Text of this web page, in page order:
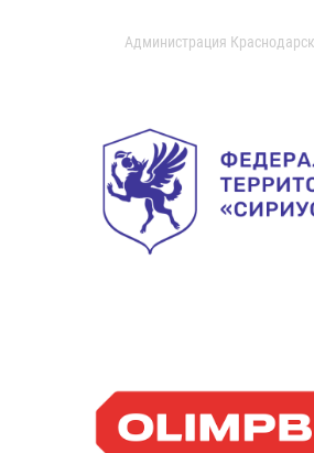
Администрация